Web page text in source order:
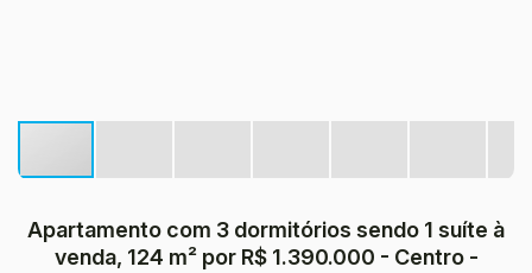
Apartamento com 3 dormitórios sendo 1 suíte à
venda, 124 m² por R$ 1.390.000 - Centro -